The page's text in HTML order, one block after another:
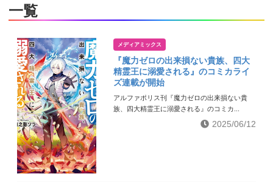
一覧
メディアミックス
『魔力ゼロの出来損ない貴族、四大
精霊王に溺愛される』のコミカライ
ズ連載が開始
アルファポリス刊『魔力ゼロの出来損ない貴
族、四大精霊王に溺愛される』のコミカ...
2025/06/12